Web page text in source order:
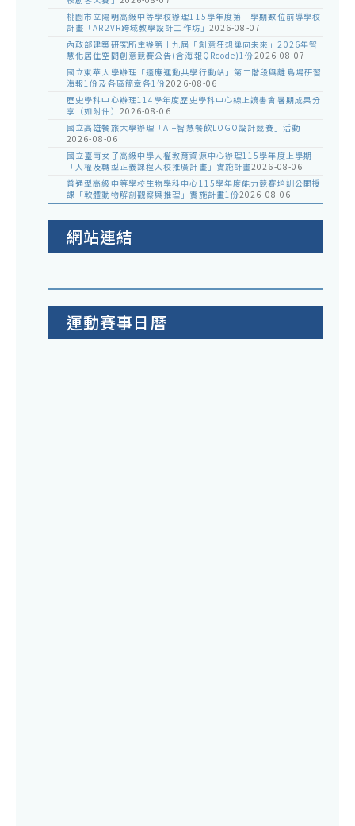
桃園市立陽明高級中等學校辦理115學年度第一學期數位前導學校
計畫「AR2VR跨域教學設計工作坊」 2026-08-07
內政部建築研究所主辦第十九屆「創意狂想巢向未來」2026年智
慧化居住空間創意競賽公告(含海報QRcode)1份2026-08-07
國立東華大學辦理「適應運動共學行動站」第二階段與離島場研習
海報1份及各區簡章各1份2026-08-06
歷史學科中心辦理114學年度歷史學科中心線上讀書會暑期成果分
享（如附件） 2026-08-06
國立高雄餐旅大學辦理「AI+智慧餐飲LOGO設計競賽」活動
2026-08-06
國立臺南女子高級中學人權教育資源中心辦理115學年度上學期
「人權及轉型正義課程入校推廣計畫」實施計畫2026-08-06
普通型高級中等學校生物學科中心115學年度能力競賽培訓公開授
課「軟體動物解剖觀察與推理」實施計畫1份2026-08-06
網站連結
運動賽事日曆